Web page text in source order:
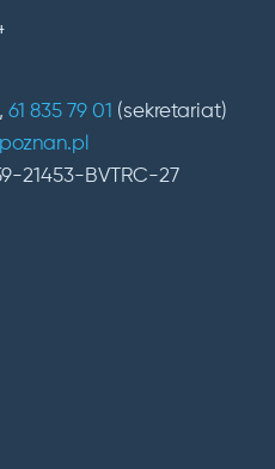
61 835 79 01 (sekretariat)
21453-BVTRC-27
YouTube
serwisie Instagram